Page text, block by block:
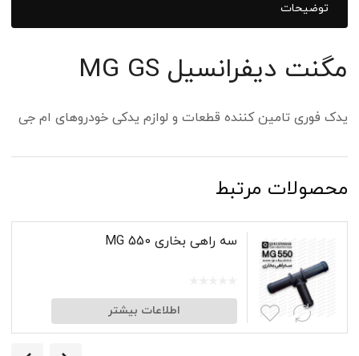
توضیحات
مگنت دیفرانسیل MG GS
یدک فوری تامین کننده قطعات و لوازم یدکی خودروهای ام جی
محصولات مرتبط
سه راهی بخاری MG 550
اطلاعات بیشتر